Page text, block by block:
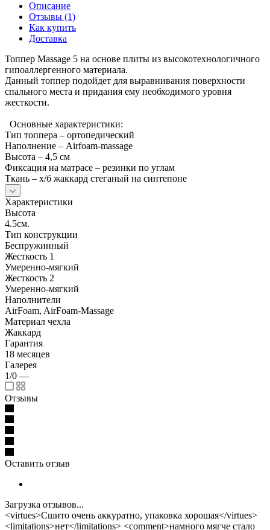
Описание
Отзывы (1)
Как купить
Доставка
Топпер Massage 5 на основе плиты из высокотехнологичного
гипоаллергенного материала.
Данный топпер подойдет для выравнивания поверхности
спального места и придания ему необходимого уровня
жесткости.
Основные характеристики:
Тип топпера – ортопедический
Наполнение – Airfoam-massage
Высота – 4,5 см
Фиксация на матрасе – резинки по углам
Ткань – х/б жаккард стеганый на синтепоне
Характеристики
Высота
4.5см.
Тип конструкции
Беспружинный
Жесткость 1
Умеренно-мягкий
Жесткость 2
Умеренно-мягкий
Наполнители
AirFoam, AirFoam-Massage
Материал чехла
Жаккард
Гарантия
18 месяцев
Галерея
1/0 —
Отзывы
Оставить отзыв
Загрузка отзывов...
<virtues>Сшито очень аккуратно, упаковка хорошая</virtues>
<limitations>нет</limitations> <comment>намного мягче стало